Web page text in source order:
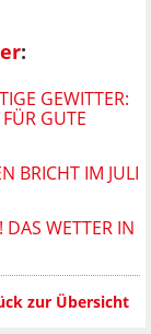
:
GEWITTER:
GUTE
BRICHT IM JULI
WETTER IN
zur Übersicht